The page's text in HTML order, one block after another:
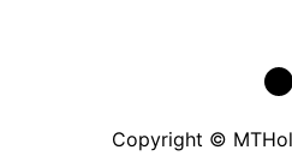
Copyright ©